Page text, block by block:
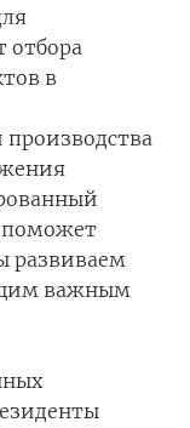
отбора
в
поможет
развиваем
важным